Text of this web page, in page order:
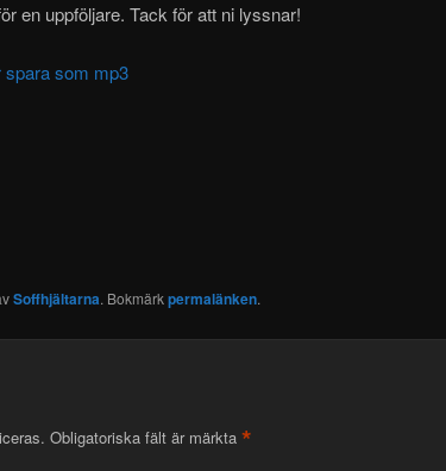
en uppföljare. Tack för att ni lyssnar!
spara som mp3
Soffhjältarna. Bokmärkpermalänken.
Obligatoriska fält är märkta *